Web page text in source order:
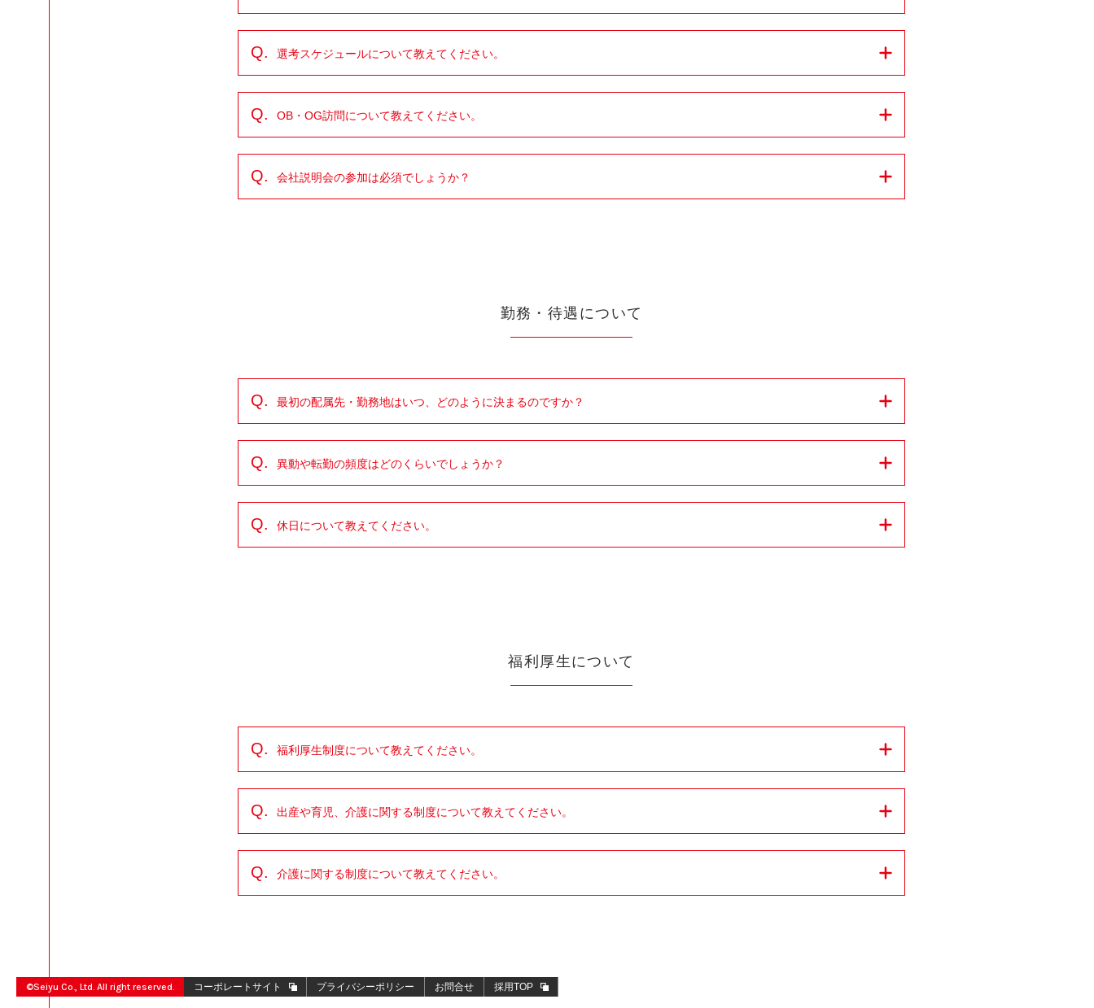
Q. 選考スケジュールについて教えてください。
Q. OB・OG訪問について教えてください。
Q. 会社説明会の参加は必須でしょうか？
勤務・待遇について
Q. 最初の配属先・勤務地はいつ、どのように決まるのですか？
Q. 異動や転勤の頻度はどのくらいでしょうか？
Q. 休日について教えてください。
福利厚生について
Q. 福利厚生制度について教えてください。
Q. 出産や育児、介護に関する制度について教えてください。
Q. 介護に関する制度について教えてください。
©Seiyu Co., Ltd. All right reserved. コーポレートサイト プライバシーポリシー お問合せ 採用TOP